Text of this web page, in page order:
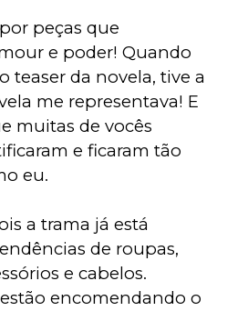
peças que
e poder! Quando
teaser da novela, tive a
me representava! E
muitas de vocês
e ficaram tão
eu.
a trama já está
de roupas,
e cabelos.
encomendando o